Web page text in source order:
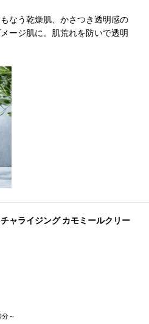
なう乾燥肌、かさつき透明感の
ージ肌に。肌荒れを防いで透明
ャライジング カモミールクリー
～